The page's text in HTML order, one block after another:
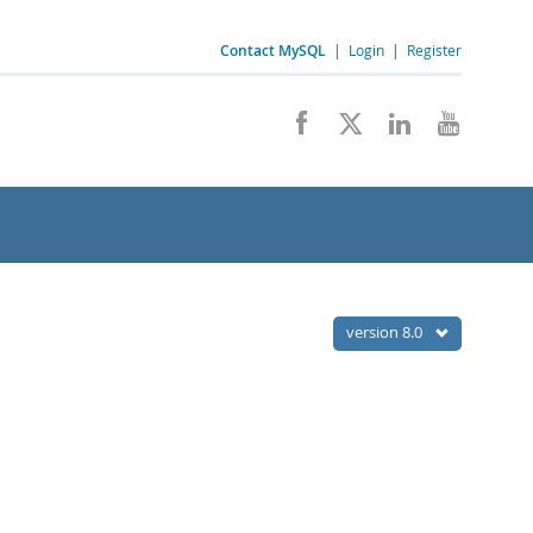
Contact MySQL | Login | Register
version 8.0